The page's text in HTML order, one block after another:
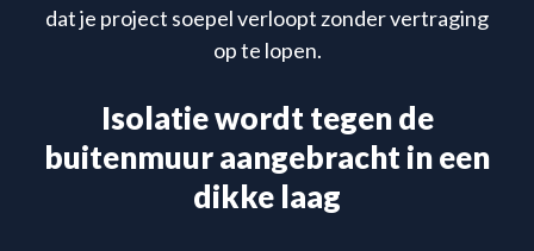
dat je project soepel verloopt zonder vertraging
op te lopen.
Isolatie wordt tegen de
buitenmuur aangebracht in een
dikke laag